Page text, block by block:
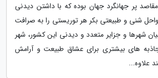
پر جهانگرد جهان بوده که با داشتن دیدنی
شنی و طبیعتی بکر هر توریستی را به صرافت
شهرها و جزایر متعدد و دیدنی این کشور، شهر
جاذبه های بیشتری برای عشاق طبیعت و آرامش
علاوه...